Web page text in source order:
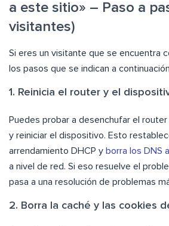
a este sitio» – Paso a
visitantes)
Si eres un visitante que se encuentra
los pasos que se indican a
1. Reinicia el router y el
Puedes probar a desenchufar el
y reiniciar el dispositivo. Esto
arrendamiento DHCP y borra los DNS
a nivel de red. Si eso resuelve el
pasa a una resolución de problemas
2. Borra la caché y las cookies